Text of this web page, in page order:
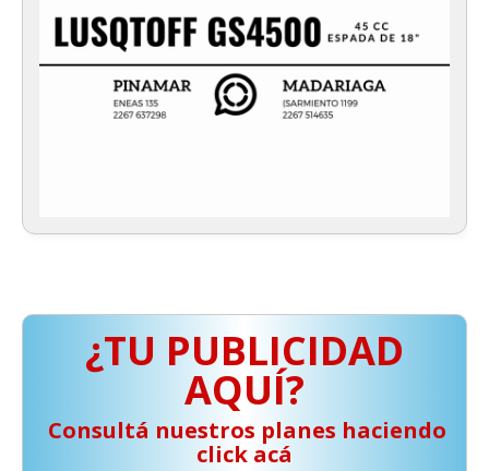
¿TU PUBLICIDAD
AQUÍ?
️ Consultá nuestros planes haciendo
click acá